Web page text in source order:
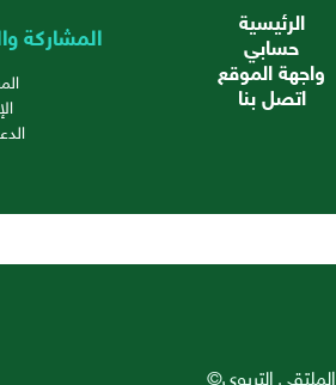
الرئيسية
حسابي
واجهة الموقع
اتصل بنا
المشاركة
الملتقى التربوي©